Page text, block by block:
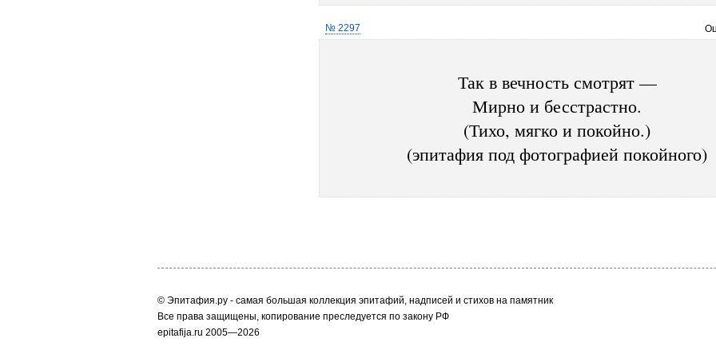
№ 2297
Так в вечность смотрят —
Мирно и бесстрастно.
(Тихо, мягко и покойно.)
(эпитафия под фотографией покойного)
© Эпитафия.ру - самая большая коллекция эпитафий, надписей и стихов на памятник
Все права защищены, копирование преследуется по закону РФ
epitafija.ru 2005—2026